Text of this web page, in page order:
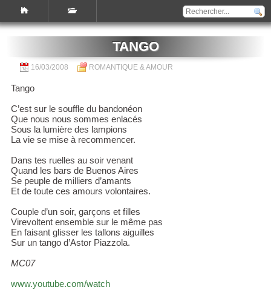
TANGO
16/03/2008 ROMANTIQUE & AMOUR
Tango
C’est sur le souffle du bandonéon
Que nous nous sommes enlacés
Sous la lumière des lampions
La vie se mise à recommencer.
Dans tes ruelles au soir venant
Quand les bars de Buenos Aires
Se peuple de milliers d’amants
Et de toute ces amours volontaires.
Couple d’un soir, garçons et filles
Virevoltent ensemble sur le même pas
En faisant glisser les tallons aiguilles
Sur un tango d’Astor Piazzola.
MC07
www.youtube.com/watch